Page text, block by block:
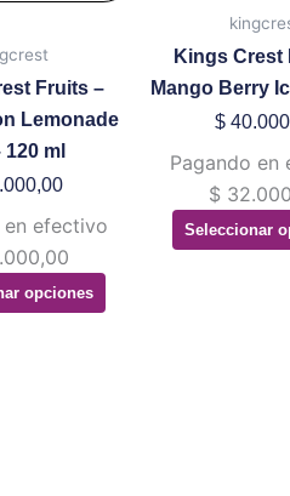
Fruits –
Lemonade
120 ml
en efectivo
opciones
variantes.
Las
opciones
se
pueden
en
la
página
Kings Crest
Mango Berry
$
Pagando en
$
Seleccionar
Las
en